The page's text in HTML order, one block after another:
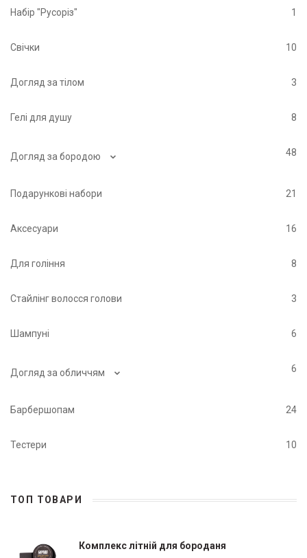
Набір "Русоріз" 1
Свічки 10
Догляд за тілом 3
Гелі для душу 8
Догляд за бородою ⌄ 48
Подарункові набори 21
Аксесуари 16
Для гоління 8
Стайлінг волосся голови 3
Шампуні 6
Догляд за обличчям ⌄ 6
Барбершопам 24
Тестери 10
ТОП ТОВАРИ
Комплекс літній для бороданя